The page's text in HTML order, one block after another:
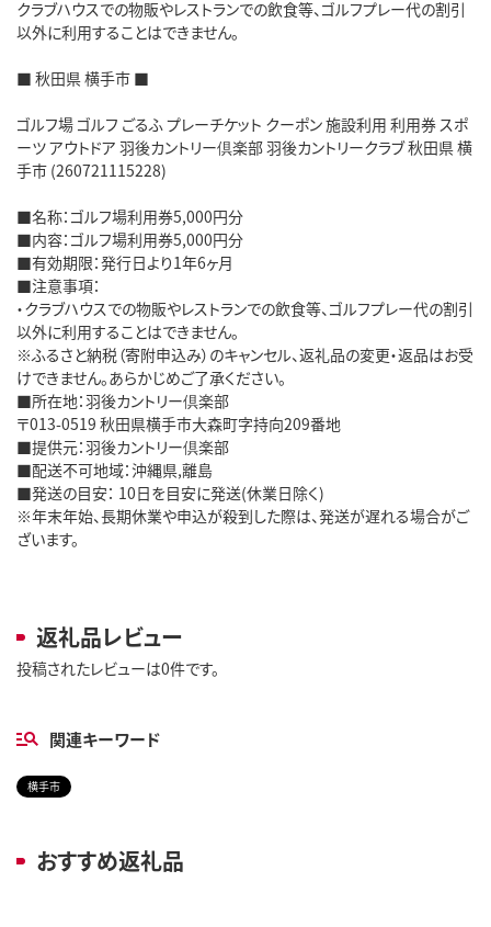
クラブハウスでの物販やレストランでの飲食等、ゴルフプレー代の割引
以外に利用することはできません。
■ 秋田県 横手市 ■
ゴルフ場 ゴルフ ごるふ プレーチケット クーポン 施設利用 利用券 スポ
ーツ アウトドア 羽後カントリー倶楽部 羽後カントリークラブ 秋田県 横
手市 (260721115228)
■名称：ゴルフ場利用券5,000円分
■内容：ゴルフ場利用券5,000円分
■有効期限：発行日より1年6ヶ月
■注意事項：
・クラブハウスでの物販やレストランでの飲食等、ゴルフプレー代の割引
以外に利用することはできません。
※ふるさと納税（寄附申込み）のキャンセル、返礼品の変更・返品はお受
けできません。あらかじめご了承ください。
■所在地：羽後カントリー倶楽部
〒013-0519 秋田県横手市大森町字持向209番地
■提供元：羽後カントリー倶楽部
■配送不可地域：沖縄県,離島
■発送の目安： 10日を目安に発送(休業日除く)
※年末年始、長期休業や申込が殺到した際は、発送が遅れる場合がご
ざいます。
返礼品レビュー
投稿されたレビューは0件です。
関連キーワード
横手市
おすすめ返礼品